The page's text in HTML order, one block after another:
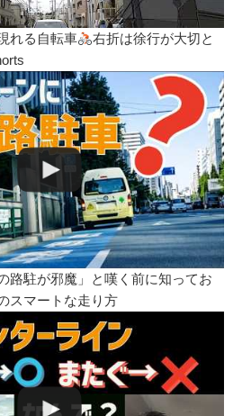
れる自転車
右折は徐行が大切と
路駐が邪魔」と嘆く前に知ってお
スマートな走り方